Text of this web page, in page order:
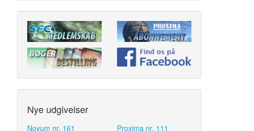
Nye udgivelser
Novum nr. 161 Proxima nr. 111